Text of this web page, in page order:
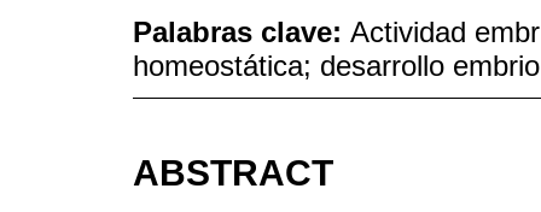
Palabras clave: Actividad
homeostática; desarrollo
ABSTRACT